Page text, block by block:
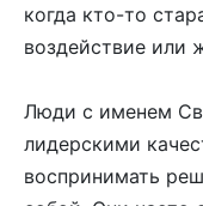
когда кто-то
воздействие или
Люди с именем
лидерскими
воспринимать